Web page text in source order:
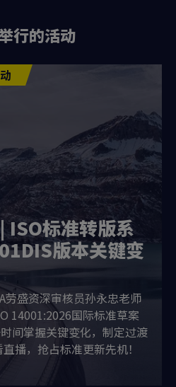
行的活动
ISO标准转版系
版本关键变
劳盛资深审核员孙永忠老师
14001:2026国际标准草案
间掌握关键变化，制定过渡
播，抢占标准更新先机！